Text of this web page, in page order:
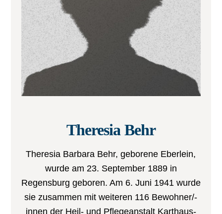
Theresia Behr
Theresia Barbara Behr, geborene Eberlein,
wurde am 23. September 1889 in
Regensburg geboren. Am 6. Juni 1941 wurde
sie zusammen mit weiteren 116 Bewohner/-
innen der Heil- und Pflegeanstalt Karthaus-